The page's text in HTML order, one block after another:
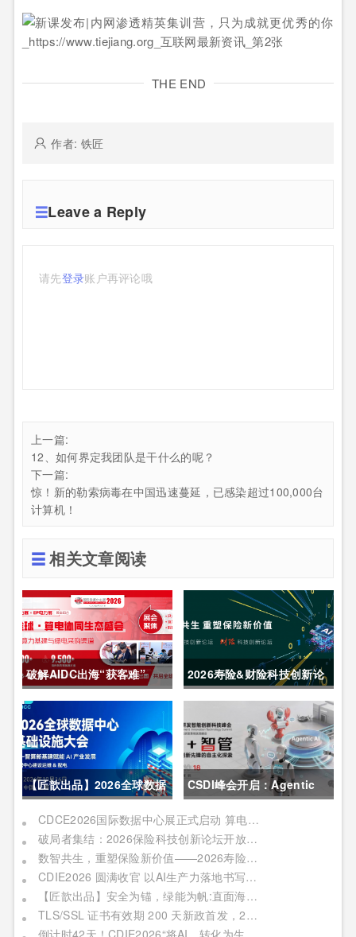
THE END
作者: 铁匠
Leave a Reply
请先登录账户再评论哦
上一篇:
12、如何界定我团队是干什么的呢？
下一篇:
惊！新的勒索病毒在中国迅速蔓延，已感染超过100,000台
计算机！
相关文章阅读
破解AIDC出海“获客难”
CDCE2026数据中心展
以“算电协同”重构全球算力
供应链
2026寿险&财险科技创新论
坛圆满举办
【匠歆出品】2026全球数据
中心基础设施大会首发｜院
士领衔，100+头部企业已确
认，500人齐聚上海
CSDI峰会开启：Agentic
AI 落地应用的黄金期，智能
系统重塑生产力
CDCE2026国际数据中心展正式启动 算电协同驱动产业升级 搭建全球合作平台
破局者集结：2026保险科技创新论坛开放“数智共生”最佳实践案例征集
数智共生，重塑保险新价值——2026寿险&财险科技创新论坛即将启幕
CDIE2026 圆满收官 以AI生产力落地书写数字化转型新答卷
【匠歆出品】安全为锚，绿能为帆:直面海事网络安全与绿色航运的双重挑战@The ArtiMaritime Day 2026匠歆海事攻坚日 | 5月29日·上海
TLS/SSL 证书有效期 200 天新政首发，2026 亚数TrustAsia CaaS 2.0 发布会邀您见证！